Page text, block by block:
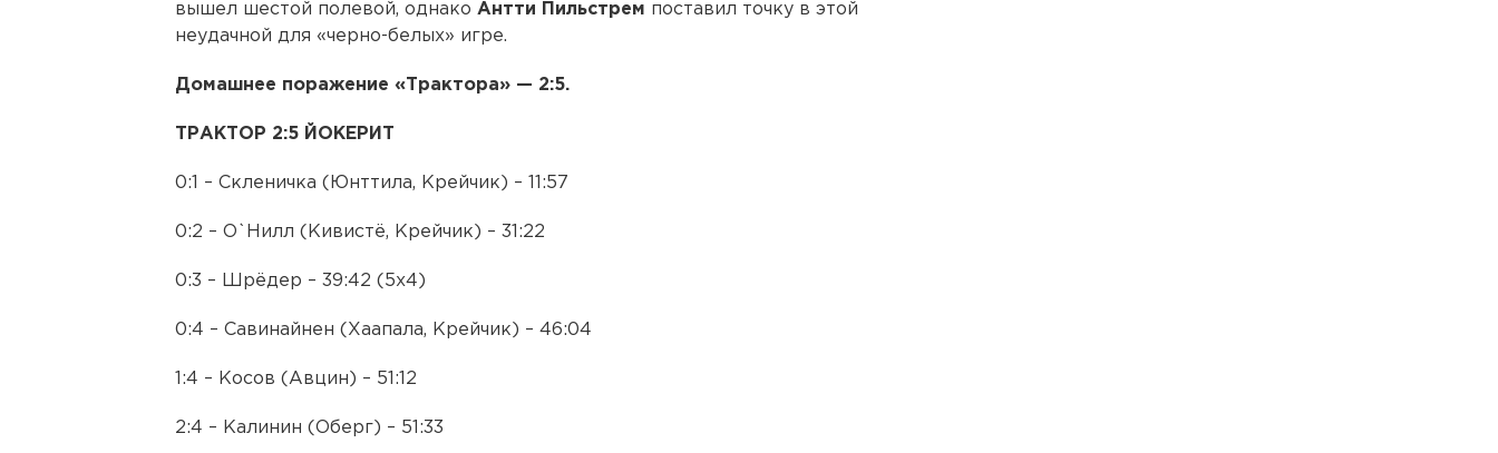
вышел шестой полевой, однако Антти Пильстрем поставил точку в этой
неудачной для «черно-белых» игре.
Домашнее поражение «Трактора» — 2:5.
ТРАКТОР 2:5 ЙОКЕРИТ
0:1 – Скленичка (Юнттила, Крейчик) – 11:57
0:2 – О`Нилл (Кивистё, Крейчик) – 31:22
0:3 – Шрёдер – 39:42 (5х4)
0:4 – Савинайнен (Хаапала, Крейчик) – 46:04
1:4 – Косов (Авцин) – 51:12
2:4 – Калинин (Оберг) – 51:33